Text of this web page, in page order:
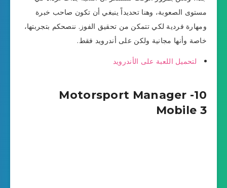
مستوى الصعوبة، وهنا تحديداً ينبغي أن تكون صاحب خبرة
ومهارة فردية لكي تتمكن من تحقيق الفوز. ننصحكم بتجربتها،
خاصة وأنها مجانية ولكن على أندرويد فقط.
لتحميل اللعبة على الأندرويد
10- Motorsport Manager
Mobile 3